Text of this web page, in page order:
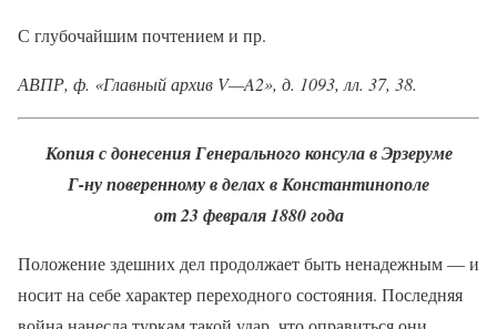
С глубочайшим почтением и пр.
АВПР, ф. «Главный архив V—A2», д. 1093, лл. 37, 38.
Копия с донесения Генерального консула в Эрзеруме
Г-ну поверенному в делах в Константинополе
от 23 февраля 1880 года
Положение здешних дел продолжает быть ненадежным — и
носит на себе характер переходного состояния. Последняя